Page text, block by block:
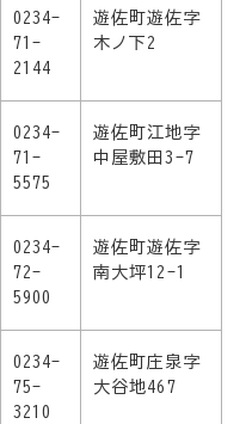
0234-
71-
2144
遊佐町遊佐字
木ノ下2
0234-
71-
5575
遊佐町江地字
中屋敷田3-7
0234-
72-
5900
遊佐町遊佐字
南大坪12-1
0234-
75-
3210
遊佐町庄泉字
大谷地467